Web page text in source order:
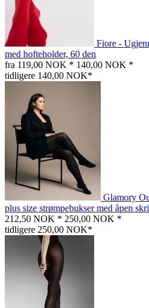
Fiore -
med hofteholder, 60 den
fra 119,00 NOK * 140,00 NOK *
tidligere 140,00 NOK*
Glamory
plus size strømpebukser med åpen
212,50 NOK * 250,00 NOK *
tidligere 250,00 NOK*